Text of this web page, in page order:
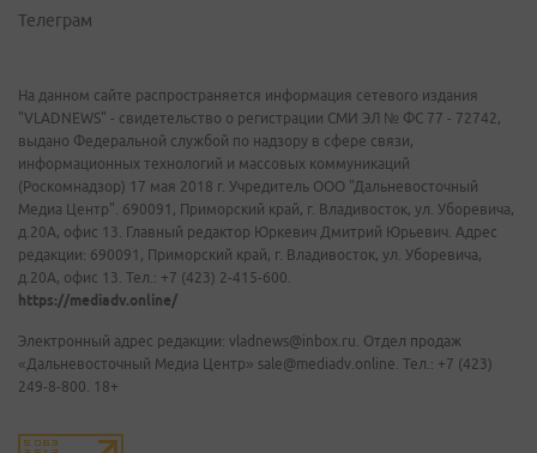
Телеграм
На данном сайте распространяется информация сетевого издания
"VLADNEWS" - свидетельство о регистрации СМИ ЭЛ № ФС 77 - 72742,
выдано Федеральной службой по надзору в сфере связи,
информационных технологий и массовых коммуникаций
(Роскомнадзор) 17 мая 2018 г. Учредитель ООО "Дальневосточный
Медиа Центр". 690091, Приморский край, г. Владивосток, ул. Уборевича,
д.20А, офис 13. Главный редактор Юркевич Дмитрий Юрьевич. Адрес
редакции: 690091, Приморский край, г. Владивосток, ул. Уборевича,
д.20А, офис 13. Тел.: +7 (423) 2-415-600.
https://mediadv.online/
Электронный адрес редакции: vladnews@inbox.ru. Отдел продаж
«Дальневосточный Медиа Центр» sale@mediadv.online. Тел.: +7 (423)
249-8-800. 18+